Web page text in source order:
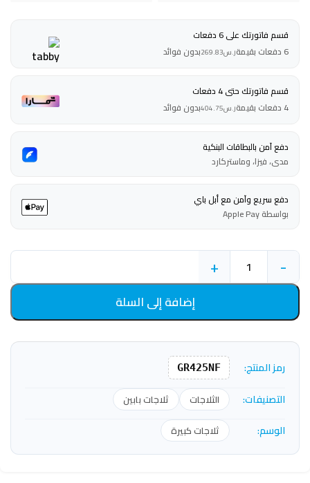
قسم فاتورتك على 6 دفعات
6 دفعات بقيمة
ر.س269.83بدون فوائد
قسم فاتورتك حتى 4 دفعات
4 دفعات بقيمة
ر.س404.75بدون فوائد
دفع آمن بالبطاقات البنكية
مدى، فيزا، وماستركارد
دفع سريع وآمن مع أبل باي
بواسطة Apple Pay
-
+
إضافة إلى السلة
رمز المنتج: GR425NF
التصنيفات: الثلاجات ثلاجات بابين
الوسم: ثلاجات كبيرة